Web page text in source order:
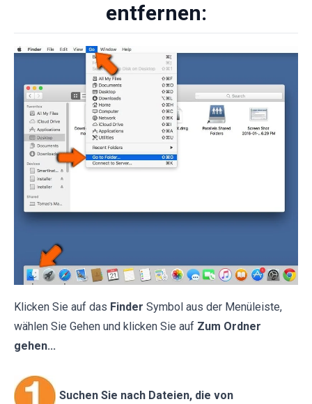
entfernen:
Klicken Sie auf das Finder Symbol aus der Menüleiste,
wählen Sie Gehen und klicken Sie auf Zum Ordner
gehen...
Suchen Sie nach Dateien, die von